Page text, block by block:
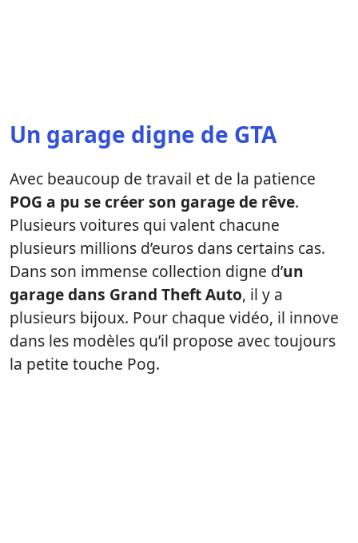
Un garage digne de GTA
Avec beaucoup de travail et de la patience
POG a pu se créer son garage de rêve.
Plusieurs voitures qui valent chacune
plusieurs millions d’euros dans certains cas.
Dans son immense collection digne d’un
garage dans Grand Theft Auto, il y a
plusieurs bijoux. Pour chaque vidéo, il innove
dans les modèles qu’il propose avec toujours
la petite touche Pog.